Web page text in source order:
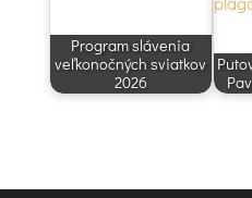
Program slávenia
veľkonočných sviatkov
2026